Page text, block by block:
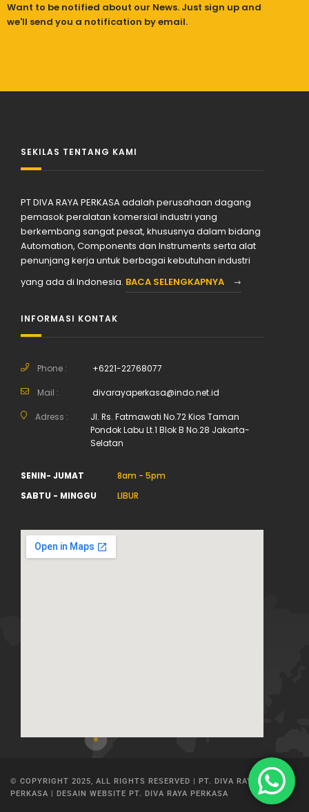
Want to be notified about our News. Just sign up and
we'll send you a notification by email.
SEKILAS TENTANG KAMI
PT DIVA RAYA PERKASA adalah perusahaan dagang
pemasok peralatan komersial industri yang
berkembang sangat pesat, khususnya dalam bidang
Automation, Components dan Instruments serta alat
penunjang kerja untuk berbagai kebutuhan industri
yang ada di Indonesia. BACA SELENGKAPNYA
INFORMASI KONTAK
Phone : +6221-22768077
Mail : divarayaperkasa@indo.net.id
Adress :
Jl. Rs. Fatmawati No.72 Kios Taman
Pondok Labu Lt.1 Blok B No.28 Jakarta-
Selatan
SENIN- JUMAT
8am - 5pm
SABTU - MINGGU
LIBUR
© COPYRIGHT 2025, ALL RIGHTS RESERVED | PT. DIVA RAYA
PERKASA | DESAIN WEBSITE PT. DIVA RAYA PERKASA